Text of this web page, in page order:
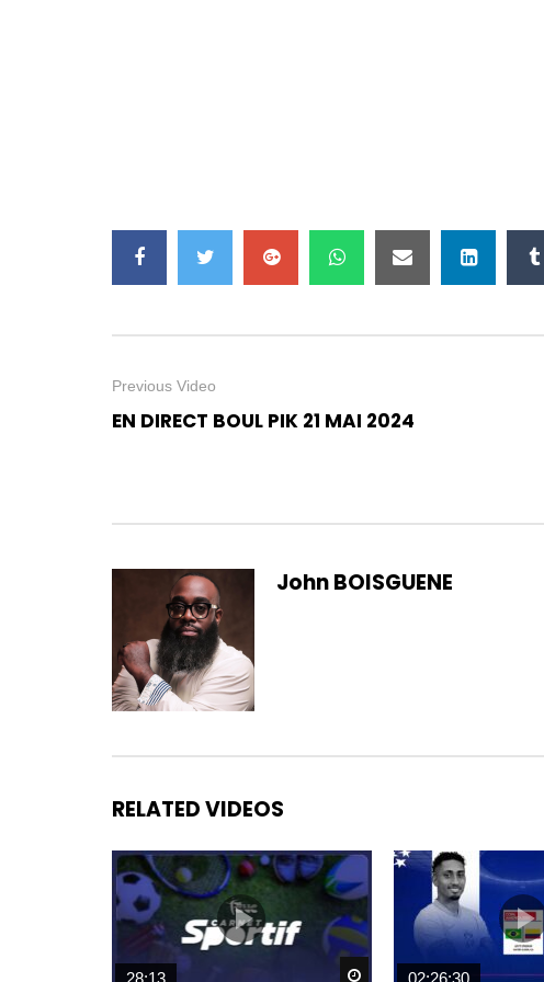
Previous Video
EN DIRECT BOUL PIK 21 MAI 2024
John BOISGUENE
RELATED VIDEOS
Watch Later
28:13 02:26:30